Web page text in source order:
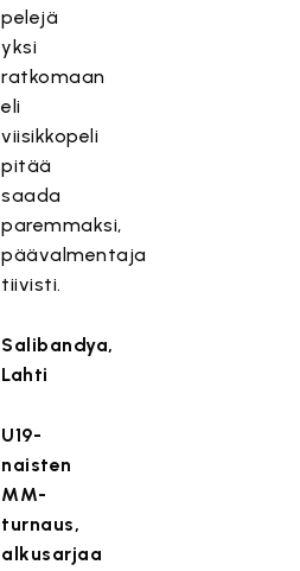
pelejä
yksi
ratkomaan
eli
viisikkopeli
pitää
saada
paremmaksi,
päävalmentaja
tiivisti.
Salibandya,
Lahti
U19-
naisten
MM-
turnaus,
alkusarjaa